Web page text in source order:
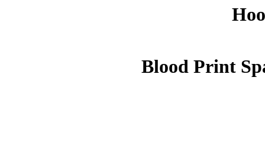
Blood Print